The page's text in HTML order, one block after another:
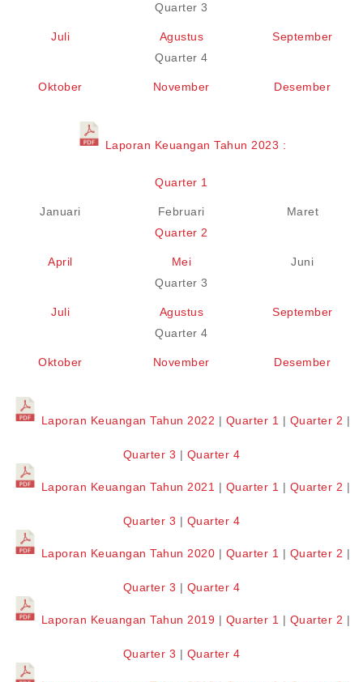
Quarter 3
Juli Agustus
September
Quarter 4
Oktober November Desember
Laporan Keuangan Tahun 2023 :
Quarter 1
Januari Februari
Maret
Quarter 2
April Mei
Juni
Quarter 3
Juli Agustus
September
Quarter 4
Oktober November Desember
Laporan Keuangan Tahun 2022 | Quarter 1 | Quarter 2 |
Quarter 3 | Quarter 4
Laporan Keuangan Tahun 2021 | Quarter 1 | Quarter 2 |
Quarter 3 | Quarter 4
Laporan Keuangan Tahun 2020 | Quarter 1 | Quarter 2 |
Quarter 3 | Quarter 4
Laporan Keuangan Tahun 2019 | Quarter 1 | Quarter 2 |
Quarter 3 | Quarter 4